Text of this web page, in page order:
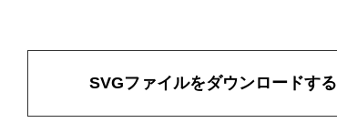
SVGファイルをダウンロードする